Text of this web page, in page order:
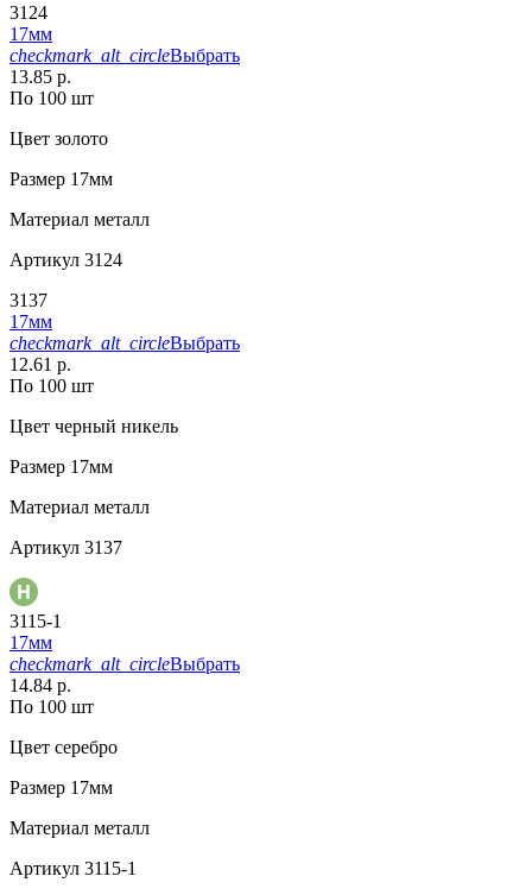
3124
17мм
checkmark_alt_circleВыбрать
13.85 р.
По 100 шт
Цвет золото
Размер 17мм
Материал металл
Артикул 3124
3137
17мм
checkmark_alt_circleВыбрать
12.61 р.
По 100 шт
Цвет черный никель
Размер 17мм
Материал металл
Артикул 3137
3115-1
17мм
checkmark_alt_circleВыбрать
14.84 р.
По 100 шт
Цвет серебро
Размер 17мм
Материал металл
Артикул 3115-1